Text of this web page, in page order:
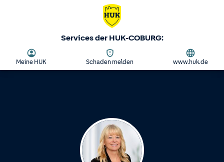
Services der HUK-COBURG:
Meine HUK Schaden melden www.huk.de